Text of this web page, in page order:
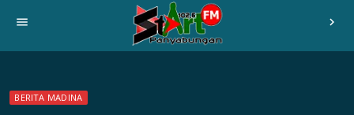
menu chevron_right
BERITA MADINA